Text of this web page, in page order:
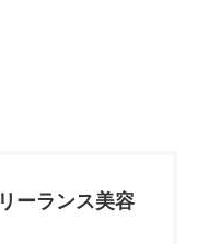
ーランス美容